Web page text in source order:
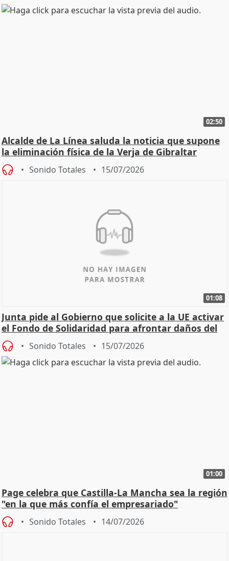
02:50
Alcalde de La Línea saluda la noticia que supone
la eliminación física de la Verja de Gibraltar
Sonido Totales 15/07/2026
01:08
Junta pide al Gobierno que solicite a la UE activar
el Fondo de Solidaridad para afrontar daños del
Sonido Totales 15/07/2026
01:00
Page celebra que Castilla-La Mancha sea la región
"en la que más confía el empresariado"
Sonido Totales 14/07/2026